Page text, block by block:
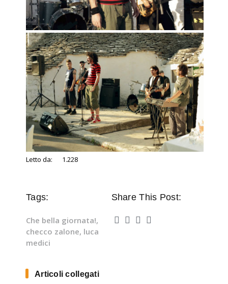
Letto da: 1.228
Tags:
Che bella giornata!,
checco zalone, luca
medici
Share This Post:
Articoli collegati